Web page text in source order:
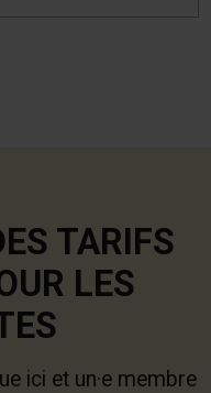
TARIFS
LES
ici et un·e membre